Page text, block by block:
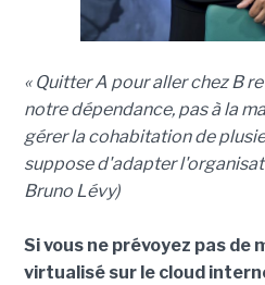
« Quitter A pour aller chez B
notre dépendance, pas à la
gérer la cohabitation de
suppose d'adapter
Bruno Lévy)
Si vous ne prévoyez pas de
virtualisé sur le cloud